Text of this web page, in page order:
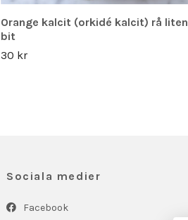
Orange kalcit (orkidé kalcit) rå liten
bit
30 kr
Sociala medier
Facebook